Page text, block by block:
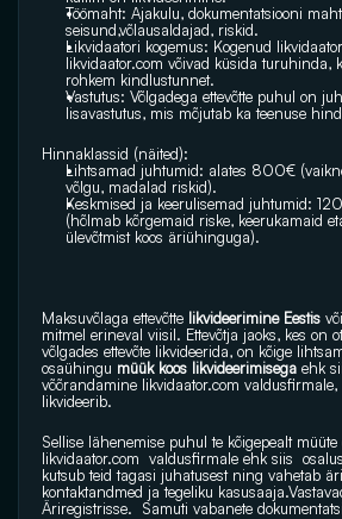
Töömaht: Ajakulu, dokumentatsiooni
seisund,võlausaldajad, riskid.
likvidaator.com võivad küsida turuhinda,
rohkem kindlustunnet.
Vastutus: Võlgadega ettevõtte puhul on
lisavastutus, mis mõjutab ka teenuse
Hinnaklassid (näited):
Lihtsamad juhtumid: alates 800€
võlgu, madalad riskid).
Keskmised ja keerulisemad juhtumid:
(hõlmab kõrgemaid riske, keerukamaid
ülevõtmist koos äriühinguga).
Maksuvõlaga ettevõtte likvideerimine Eestis
mitmel erineval viisil. Ettevõtja jaoks, kes on
võlgades ettevõte likvideerida, on kõige
osaühingu müük koos likvideerimisega ehk
võõrandamine likvidaator.com valdusfirmale,
likvideerib.
likvidaator.com valdusfirmale ehk siis
kutsub teid tagasi juhatusest ning vahetab
kontaktandmed ja tegeliku
Äriregistrisse.  Samuti vabanete